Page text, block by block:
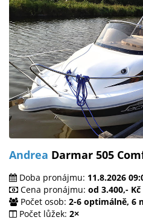
Andrea Darmar 505
Doba pronájmu: 11.8.2026
Cena pronájmu: od 3.400,- Kč
Počet osob: 2-6 optimálně, 6
Počet lůžek: 2×